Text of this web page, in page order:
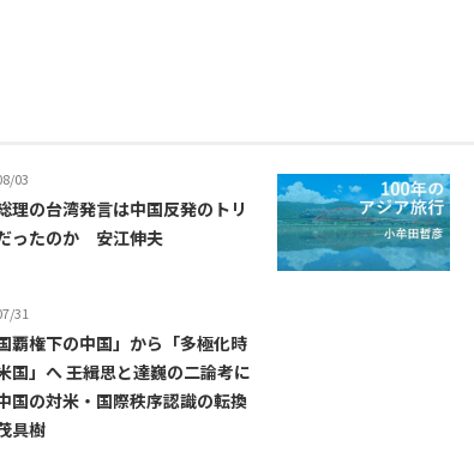
03
理の台湾発言は中国反発のトリ
ったのか 安江伸夫
31
国覇権下の中国」から「多極化時
国」へ ――王緝思と達巍の二論考に
国の対米・国際秩序認識の転換
具樹